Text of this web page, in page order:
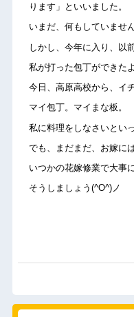
ります」といいました。
いまだ、何もしていませ
しかし、今年に入り、以
私が打った包丁ができた
今日、高原高校から、イ
マイ包丁。マイまな
私に料理をしなさいとい
でも、まだまだ、お嫁に
いつかの花嫁修業で大事
そうしましょう(^O^)ノ